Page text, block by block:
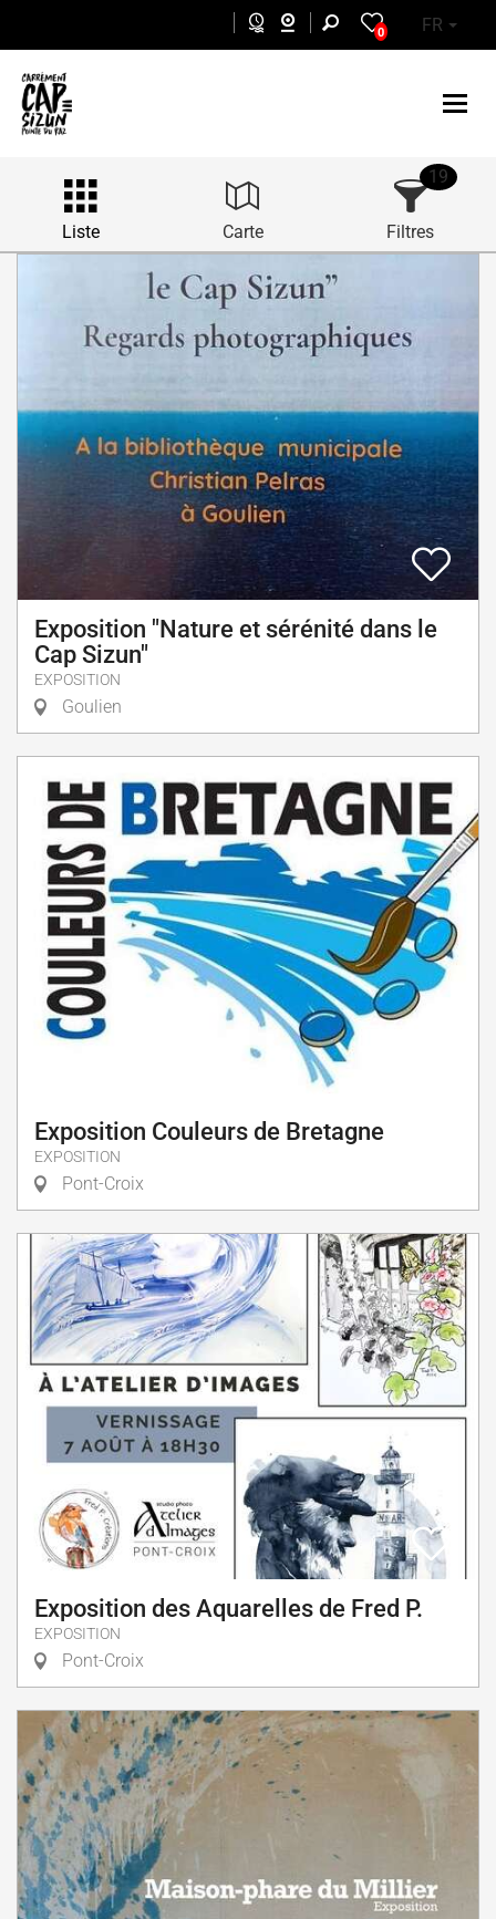
0 FR
Liste Carte Filtres
19
Exposition "Nature et sérénité dans le
Cap Sizun"
EXPOSITION
Goulien
Exposition Couleurs de Bretagne
EXPOSITION
Pont-Croix
Exposition des Aquarelles de Fred P.
EXPOSITION
Pont-Croix